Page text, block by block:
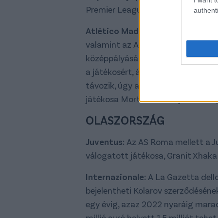
Premier League- és Serie A-klub
Atlético Madrid / PSG:
valamint az Atlético Madrid is
középpályását Fabian Ruizt. A
a játékosért, ám ezt mindkét
távozik, úgy a Sheffield
játékosa Morten Thorsby lehet a
OLASZORSZÁG
Juventus: Az AS Roma mellett a
válogatott játékosa, Granit
Internazionale: A La Gazetta
bejelentheti Kolarov
egy évig, azaz 2022 nyaráig